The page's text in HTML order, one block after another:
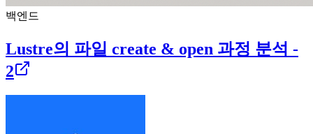
백엔드
Lustre의 파일 create & open 과정 분석 -
2